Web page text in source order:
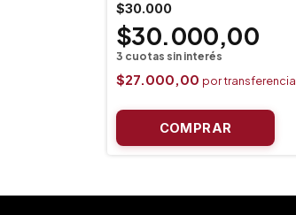
$30.000
$30.000,00
$27.000,00